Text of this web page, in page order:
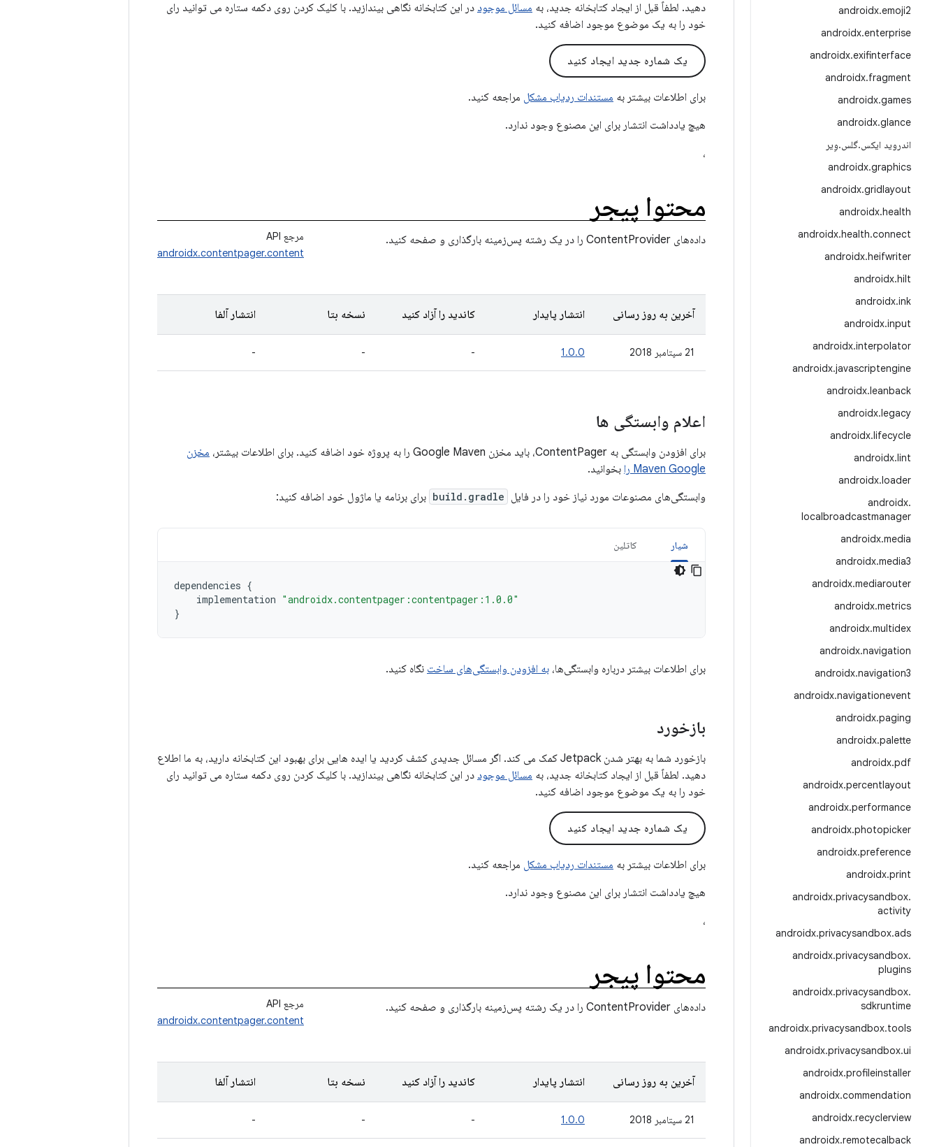
androidx.emoji2
androidx.enterprise
androidx.exifinterface
androidx.fragment
androidx.games
androidx.glance
اندروید ایکس.گلس.وِیر
androidx.graphics
androidx.gridlayout
androidx.health
androidx.health.connect
androidx.heifwriter
androidx.hilt
androidx.ink
androidx.input
androidx.interpolator
androidx.javascriptengine
androidx.leanback
androidx.legacy
androidx.lifecycle
androidx.lint
androidx.loader
androidx.
localbroadcastmanager
androidx.media
androidx.media3
androidx.mediarouter
androidx.metrics
androidx.multidex
androidx.navigation
androidx.navigation3
androidx.navigationevent
androidx.paging
androidx.palette
androidx.pdf
androidx.percentlayout
androidx.performance
androidx.photopicker
androidx.preference
androidx.print
androidx.privacysandbox.
activity
androidx.privacysandbox.ads
androidx.privacysandbox.
plugins
androidx.privacysandbox.
sdkruntime
androidx.privacysandbox.tools
androidx.privacysandbox.ui
androidx.profileinstaller
androidx.commendation
androidx.recyclerview
androidx.remotecalback
دهید. لطفاً قبل از ایجاد کتابخانه جدید، به مسائل موجود در این کتابخانه نگاهی بیندازید. با کلیک کردن روی دکمه ستاره می توانید رای
خود را به یک موضوع موجود اضافه کنید.
یک شماره جدید ایجاد کنید
برای اطلاعات بیشتر به مستندات ردیاب مشکل مراجعه کنید.
هیچ یادداشت انتشار برای این مصنوع وجود ندارد.
،
محتوا پیجر
مرجع API
androidx.contentpager.content
داده‌های ContentProvider را در یک رشته پس‌زمینه بارگذاری و صفحه کنید.
آخرین به روز رسانی انتشار پایدار کاندید را آزاد کنید نسخه بتا انتشار آلفا
21 سپتامبر 2018 1.0.0
-
-
-
اعلام وابستگی ها
برای افزودن وابستگی به ContentPager، باید مخزن Google Maven را به پروژه خود اضافه کنید. برای اطلاعات بیشتر،
مخزن
Maven Google را
بخوانید.
وابستگی‌های مصنوعات مورد نیاز خود را در فایل build.gradle برای برنامه یا ماژول خود اضافه کنید:
شیار کاتلین
dependencies {
implementation "androidx.contentpager:contentpager:1.0.0"
}
برای اطلاعات بیشتر درباره وابستگی‌ها، به افزودن وابستگی‌های ساخت نگاه کنید.
بازخورد
بازخورد شما به بهتر شدن Jetpack کمک می کند. اگر مسائل جدیدی کشف کردید یا ایده هایی برای بهبود این کتابخانه دارید، به ما اطلاع
دهید. لطفاً قبل از ایجاد کتابخانه جدید، به مسائل موجود در این کتابخانه نگاهی بیندازید. با کلیک کردن روی دکمه ستاره می توانید رای
خود را به یک موضوع موجود اضافه کنید.
یک شماره جدید ایجاد کنید
برای اطلاعات بیشتر به مستندات ردیاب مشکل مراجعه کنید.
هیچ یادداشت انتشار برای این مصنوع وجود ندارد.
،
محتوا پیجر
مرجع API
androidx.contentpager.content
داده‌های ContentProvider را در یک رشته پس‌زمینه بارگذاری و صفحه کنید.
آخرین به روز رسانی انتشار پایدار کاندید را آزاد کنید نسخه بتا انتشار آلفا
21 سپتامبر 2018 1.0.0
-
-
-